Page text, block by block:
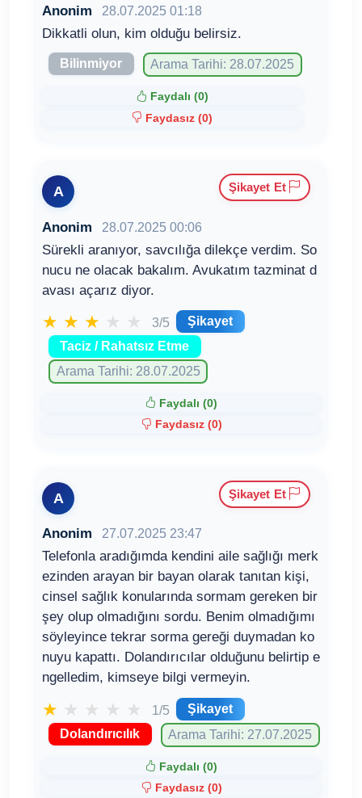
Anonim 28.07.2025 01:18
Dikkatli olun, kim olduğu belirsiz.
Bilinmiyor Arama Tarihi: 28.07.2025
Faydalı (0)
Faydasız (0)
A
Anonim 28.07.2025 00:06
Sürekli aranıyor, savcılığa dilekçe verdim. So
nucu ne olacak bakalım. Avukatım tazminat d
avası açarız diyor.
★ ★ ★ ★ ★ 3/5
Şikayet
Taciz / Rahatsız Etme
Arama Tarihi: 28.07.2025
Faydalı (0)
Faydasız (0)
Şikayet Et
A
Anonim 27.07.2025 23:47
Telefonla aradığımda kendini aile sağlığı merk
ezinden arayan bir bayan olarak tanıtan kişi,
cinsel sağlık konularında sormam gereken bir
şey olup olmadığını sordu. Benim olmadığımı
söyleyince tekrar sorma gereği duymadan ko
nuyu kapattı. Dolandırıcılar olduğunu belirtip e
ngelledim, kimseye bilgi vermeyin.
★ ★ ★ ★ ★ 1/5
Şikayet
Dolandırıcılık
Arama Tarihi: 27.07.2025
Faydalı (0)
Faydasız (0)
Şikayet Et